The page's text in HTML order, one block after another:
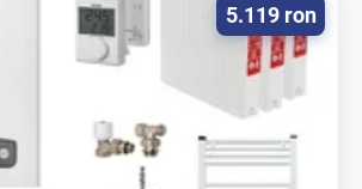
5.119 ron